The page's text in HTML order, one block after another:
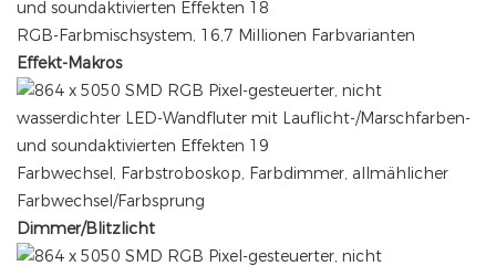
RGB-Farbmischsystem, 16,7 Millionen Farbvarianten
Effekt-Makros
Farbwechsel, Farbstroboskop, Farbdimmer, allmählicher
Farbwechsel/Farbsprung
Dimmer/Blitzlicht